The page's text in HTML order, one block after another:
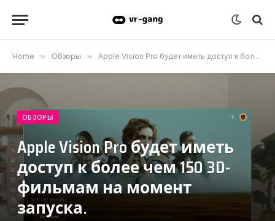
Home » Обзоры » Apple Vision Pro будет иметь доступ к более чем 150 3D-фильмам на момент запуска.
ОБЗОРЫ
Apple Vision Pro будет иметь
доступ к более чем 150 3D-
фильмам на момент
запуска.